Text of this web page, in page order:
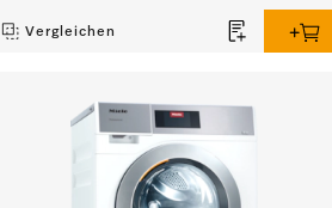
Vergleichen